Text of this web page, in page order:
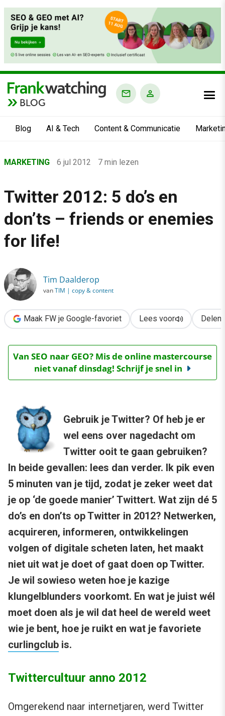
BLOG
Blog AI & Tech Content & Communicatie
›
Marketing
›
Twitter 2012: 5 do’s en don’ts – friends or enemies for life!
MARKETING 6 jul 2012 7 min lezen
Twitter 2012: 5 do’s en
don’ts – friends or enemies
for life!
Tim Daalderop
vanTIM | copy & content
Maak FW je Google-favoriet Lees voor Delen
Van SEO naar GEO? Mis de online mastercourse
niet vanaf dinsdag! Schrijf je snel in
Gebruik je Twitter? Of heb je er
wel eens over nagedacht om
Twitter ooit te gaan gebruiken?
In beide gevallen: lees dan verder. Ik pik even
5 minuten van je tijd, zodat je zeker weet dat
je op ‘de goede manier’ Twittert. Wat zijn dé 5
do’s en don’ts op Twitter in 2012? Netwerken,
acquireren, informeren, ontwikkelingen
volgen of digitale scheten laten, het maakt
niet uit wat je doet of gaat doen op Twitter.
Je wil sowieso weten hoe je kazige
klungelblunders voorkomt. En wat je juist wél
moet doen als je wil dat heel de wereld weet
wie je bent, hoe je ruikt en wat je favoriete
curlingclub is.
Twittercultuur anno 2012
Omgerekend naar internetjaren, werd Twitter